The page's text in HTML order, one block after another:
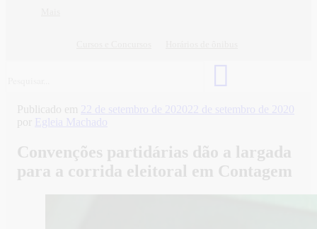
Publicado em 22 de setembro de 2020 22 de setembro de 2020
por
Egleia Machado
Convenções partidárias dão a largada
para a corrida eleitoral em Contagem